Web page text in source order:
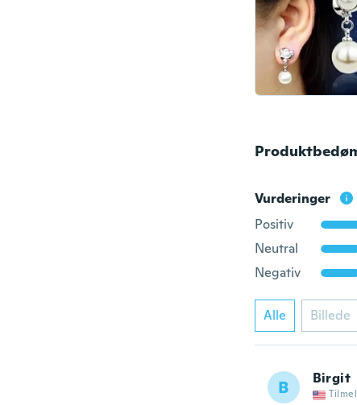
Vurderinger
Positiv
Neutral
Negativ
Alle Billede
B Birgit